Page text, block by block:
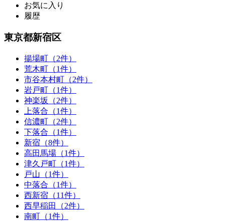
お気に入り
履歴
東京都新宿区
揚場町（2件）
荒木町（1件）
市谷本村町（2件）
岩戸町（1件）
神楽坂（2件）
上落合（1件）
信濃町（2件）
下落合（1件）
新宿（8件）
高田馬場（1件）
津久戸町（1件）
戸山（1件）
中落合（1件）
西新宿（11件）
西早稲田（2件）
南町（1件）